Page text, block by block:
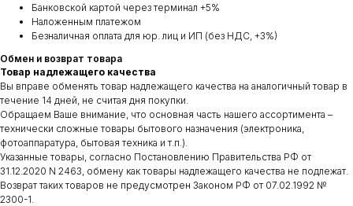
Банковской картой через терминал +5%
Наложенным платежом
Безналичная оплата для юр. лиц и ИП (без НДС, +3%)
Обмен и возврат товара
Товар надлежащего качества
Вы вправе обменять товар надлежащего качества на аналогичный товар в
течение 14 дней, не считая дня покупки.
Обращаем Ваше внимание, что основная часть нашего ассортимента –
технически сложные товары бытового назначения (электроника,
фотоаппаратура, бытовая техника и т.п.).
Указанные товары, согласно Постановлению Правительства РФ от
31.12.2020 N 2463, обмену как товары надлежащего качества не подлежат.
Возврат таких товаров не предусмотрен Законом РФ от 07.02.1992 №
2300-1.